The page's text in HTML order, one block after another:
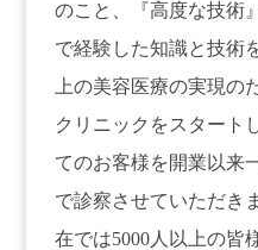
のこと、『高度な技術
で経験した知識と技術
上の美容医療の実現の
クリニックをスタート
てのお客様を開業以来
で診察させていただき
在では5000人以上の皆